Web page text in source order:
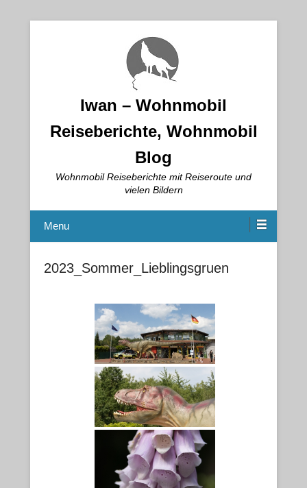
Iwan – Wohnmobil
Reiseberichte, Wohnmobil
Blog
Wohnmobil Reiseberichte mit Reiseroute und
vielen Bildern
Menu
2023_Sommer_Lieblingsgruen